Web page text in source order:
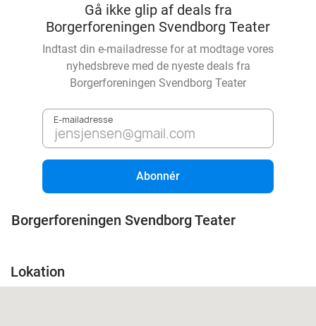
Gå ikke glip af deals fra
Borgerforeningen Svendborg Teater
Indtast din e-mailadresse for at modtage vores
nyhedsbreve med de nyeste deals fra
Borgerforeningen Svendborg Teater
E-mailadresse
Abonnér
Borgerforeningen Svendborg Teater
Lokation